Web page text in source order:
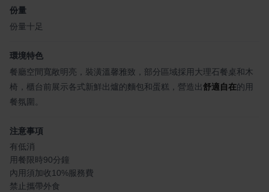
份量
份量十足
環境特色
餐廳空間寬敞明亮，裝潢溫馨雅致，部分區域採用大理石餐桌和木
椅，櫃台前展示各式新鮮出爐的麵包和蛋糕，營造出舒適自在的用
餐氛圍。
注意事項
有低消
用餐限時90分鐘
內用須加收10%服務費
禁止攜帶外食